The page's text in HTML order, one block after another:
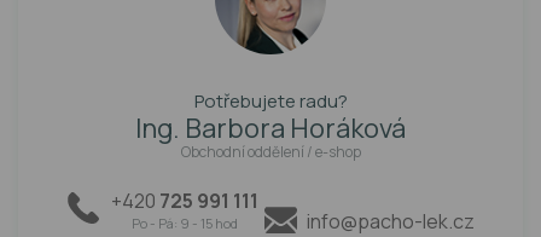
Potřebujete radu?
Ing. Barbora Horáková
Obchodní oddělení / e-shop
+420 725 991 111
Po - Pá: 9 - 15 hod info@pacho-lek.cz